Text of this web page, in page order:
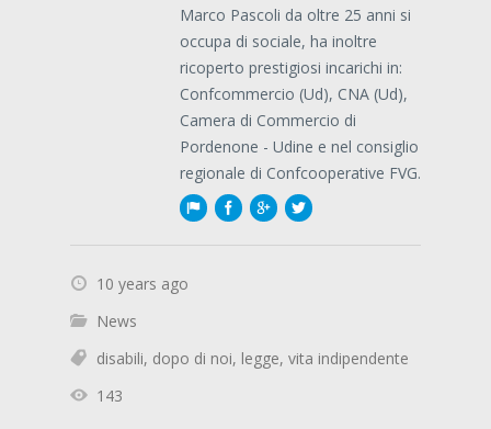
Marco Pascoli da oltre 25 anni si
occupa di sociale, ha inoltre
ricoperto prestigiosi incarichi in:
Confcommercio (Ud), CNA (Ud),
Camera di Commercio di
Pordenone - Udine e nel consiglio
regionale di Confcooperative FVG.
10 years ago
News
disabili, dopo di noi, legge, vita indipendente
143